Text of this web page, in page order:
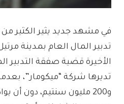
في مشهد جديد يثير الكثير
تدبير المال العام بمدينة
الأخيرة قضية صفقة التدبير
و200 مليون سنتيم، دون